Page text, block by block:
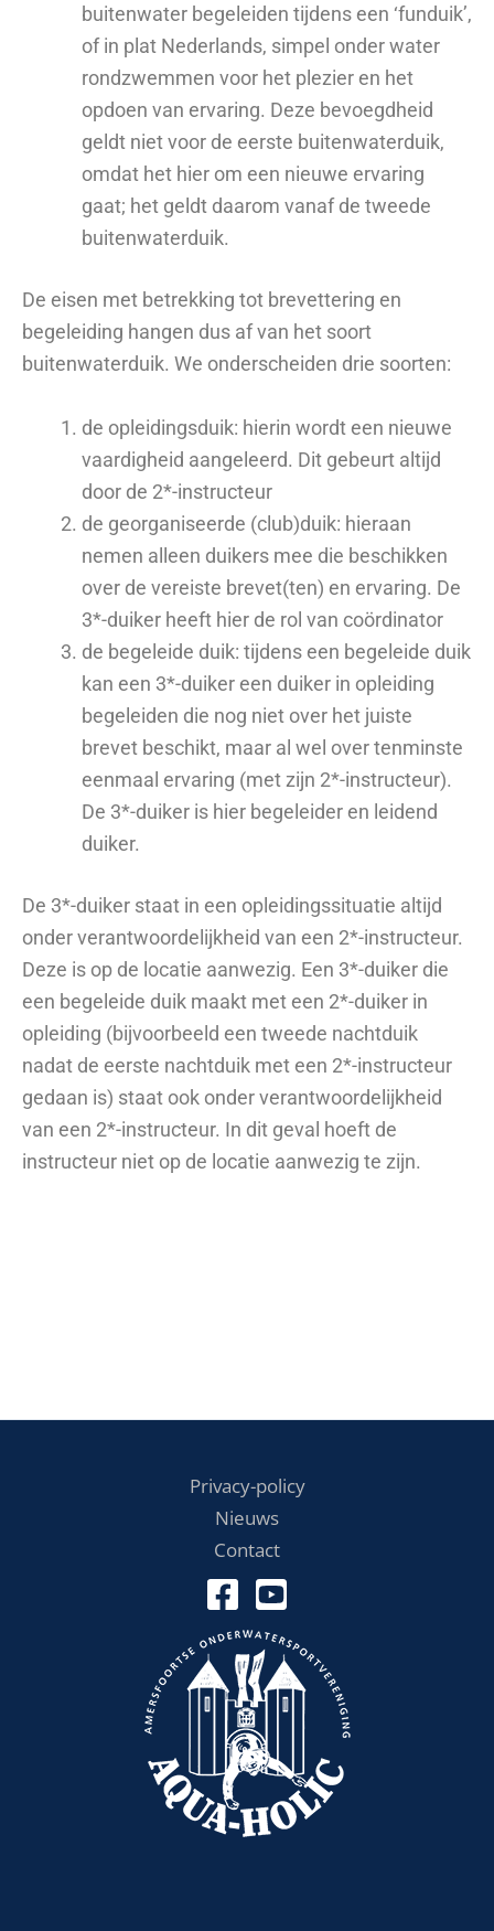
buitenwater begeleiden tijdens een ‘funduik’,
of in plat Nederlands, simpel onder water
rondzwemmen voor het plezier en het
opdoen van ervaring. Deze bevoegdheid
geldt niet voor de eerste buitenwaterduik,
omdat het hier om een nieuwe ervaring
gaat; het geldt daarom vanaf de tweede
buitenwaterduik.
De eisen met betrekking tot brevettering en
begeleiding hangen dus af van het soort
buitenwaterduik. We onderscheiden drie soorten:
de opleidingsduik: hierin wordt een nieuwe
vaardigheid aangeleerd. Dit gebeurt altijd
door de 2*-instructeur
de georganiseerde (club)duik: hieraan
nemen alleen duikers mee die beschikken
over de vereiste brevet(ten) en ervaring. De
3*-duiker heeft hier de rol van coördinator
de begeleide duik: tijdens een begeleide duik
kan een 3*-duiker een duiker in opleiding
begeleiden die nog niet over het juiste
brevet beschikt, maar al wel over tenminste
eenmaal ervaring (met zijn 2*-instructeur).
De 3*-duiker is hier begeleider en leidend
duiker.
De 3*-duiker staat in een opleidingssituatie altijd
onder verantwoordelijkheid van een 2*-instructeur.
Deze is op de locatie aanwezig. Een 3*-duiker die
een begeleide duik maakt met een 2*-duiker in
opleiding (bijvoorbeeld een tweede nachtduik
nadat de eerste nachtduik met een 2*-instructeur
gedaan is) staat ook onder verantwoordelijkheid
van een 2*-instructeur. In dit geval hoeft de
instructeur niet op de locatie aanwezig te zijn.
Privacy-policy
Nieuws
Contact